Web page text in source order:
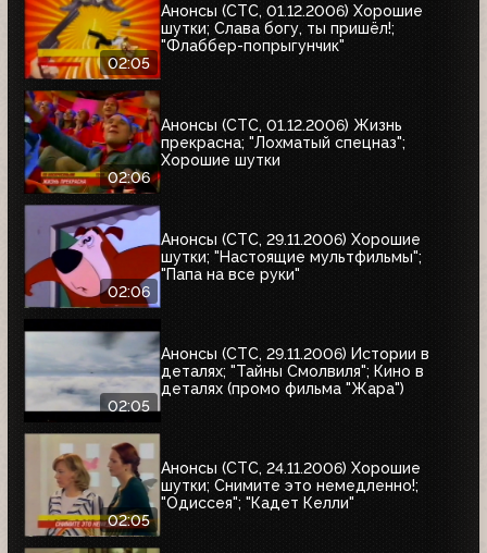
02:05
Анонсы (СТС, 01.12.2006) Хорошие
шутки; Слава богу, ты пришёл!;
"Флаббер-попрыгунчик"
02:06
Анонсы (СТС, 01.12.2006) Жизнь
прекрасна; "Лохматый спецназ";
Хорошие шутки
02:06
Анонсы (СТС, 29.11.2006) Хорошие
шутки; "Настоящие мультфильмы";
"Папа на все руки"
02:05
Анонсы (СТС, 29.11.2006) Истории в
деталях; "Тайны Смолвиля"; Кино в
деталях (промо фильма "Жара")
02:05
Анонсы (СТС, 24.11.2006) Хорошие
шутки; Снимите это немедленно!;
"Одиссея"; "Кадет Келли"